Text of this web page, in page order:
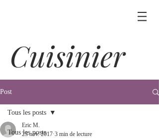
Cuisinier
Post
Tous les posts
Tous les posts
Eric M.
23 nov. 2017 3 min de lecture